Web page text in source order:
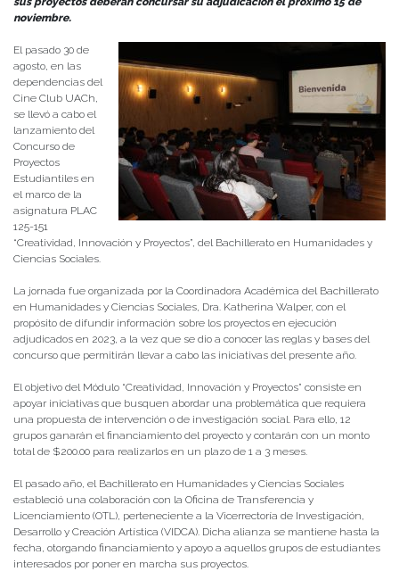
noviembre.
El pasado 30 de
agosto, en las
dependencias del
Cine Club UACh,
se llevó a cabo el
lanzamiento del
Concurso de
Proyectos
Estudiantiles en
el marco de la
asignatura PLAC
125-151
“Creatividad, Innovación y Proyectos”, del Bachillerato en Humanidades y
Ciencias Sociales.
La jornada fue organizada por la Coordinadora Académica del Bachillerato
en Humanidades y Ciencias Sociales, Dra. Katherina Walper, con el
propósito de difundir información sobre los proyectos en ejecución
adjudicados en 2023, a la vez que se dio a conocer las reglas y bases del
concurso que permitirán llevar a cabo las iniciativas del presente año.
El objetivo del Módulo “Creatividad, Innovación y Proyectos” consiste en
apoyar iniciativas que busquen abordar una problemática que requiera
una propuesta de intervención o de investigación social. Para ello, 12
grupos ganarán el financiamiento del proyecto y contarán con un monto
total de $200.00 para realizarlos en un plazo de 1 a 3 meses.
El pasado año, el Bachillerato en Humanidades y Ciencias Sociales
estableció una colaboración con la Oficina de Transferencia y
Licenciamiento (OTL), perteneciente a la Vicerrectoría de Investigación,
Desarrollo y Creación Artística (VIDCA). Dicha alianza se mantiene hasta la
fecha, otorgando financiamiento y apoyo a aquellos grupos de estudiantes
interesados por poner en marcha sus proyectos.